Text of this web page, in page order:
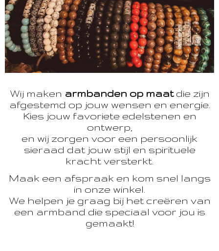
Wij maken armbanden op maatdie zijn
afgestemd op jouw wensen en energie.
Kies jouw favoriete edelstenen en
ontwerp,
en wij zorgen voor een persoonlijk
sieraad dat jouw stijl en spirituele
kracht versterkt.
Maak een afspraak en kom snel langs
in onze winkel.
We helpen je graag bij het creëren van
een armband die speciaal voor jou is
gemaakt!